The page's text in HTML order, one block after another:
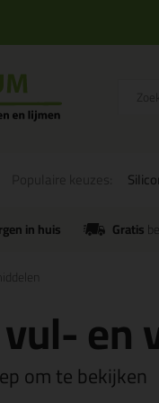
in huis Gratis
en
om te bekijken